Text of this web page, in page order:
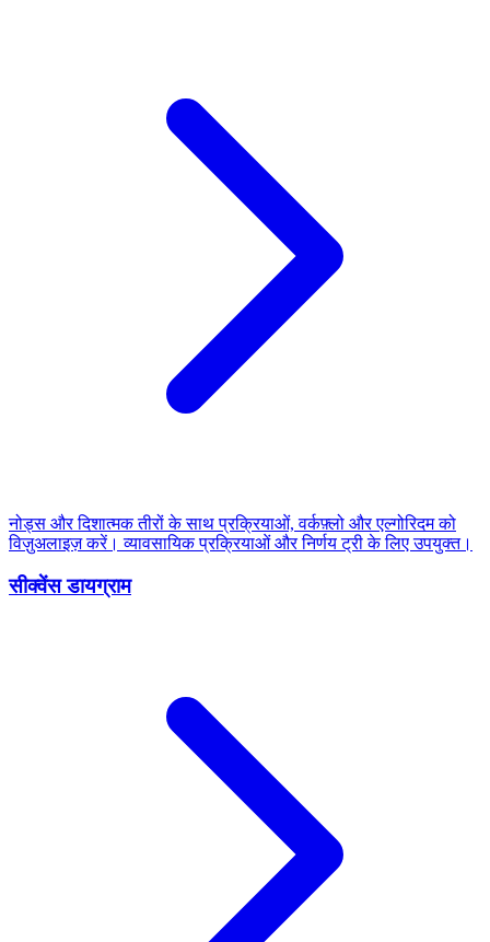
नोड्स और दिशात्मक तीरों के साथ प्रक्रियाओं, वर्कफ़्लो और एल्गोरिदम को
विज़ुअलाइज़ करें। व्यावसायिक प्रक्रियाओं और निर्णय ट्री के लिए उपयुक्त।
सीक्वेंस डायग्राम